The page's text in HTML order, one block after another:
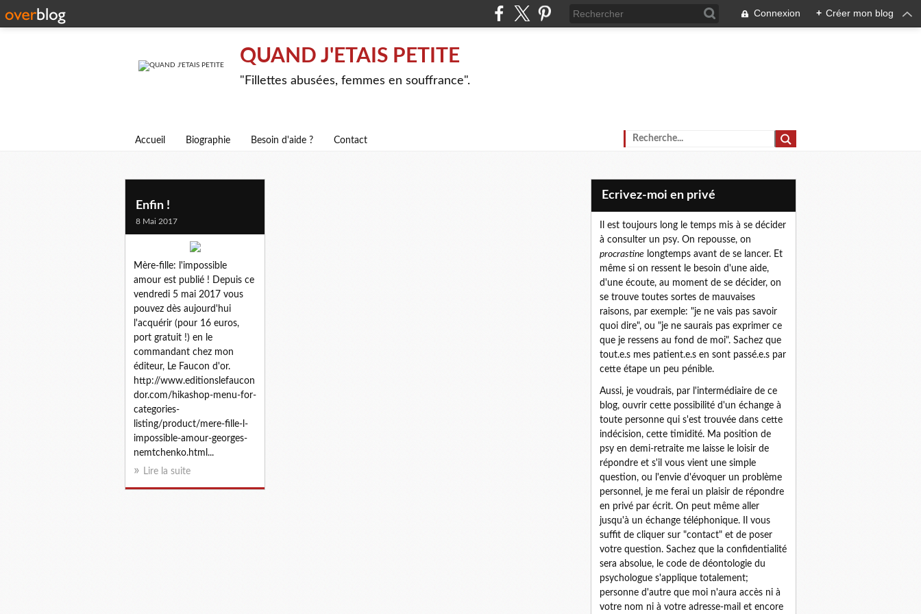
Connexion + Créer mon blog
QUAND J'ETAIS PETITE
"Fillettes abusées, femmes en souffrance".
Accueil Biographie Besoin d'aide ? Contact
Enfin !
8 Mai 2017
Mère-fille: l'impossible
amour est publié ! Depuis ce
vendredi 5 mai 2017 vous
pouvez dès aujourd'hui
l'acquérir (pour 16 euros,
port gratuit !) en le
commandant chez mon
éditeur, Le Faucon d'or.
http://www.editionslefaucon
dor.com/hikashop-menu-for-
categories-
listing/product/mere-fille-l-
impossible-amour-georges-
nemtchenko.html...
Lire la suite
Ecrivez-moi en privé
Il est toujours long le temps mis à se décider
à consulter un psy. On repousse, on
procrastine longtemps avant de se lancer. Et
même si on ressent le besoin d'une aide,
d'une écoute, au moment de se décider, on
se trouve toutes sortes de mauvaises
raisons, par exemple: "je ne vais pas savoir
quoi dire", ou "je ne saurais pas exprimer ce
que je ressens au fond de moi". Sachez que
tout.e.s mes patient.e.s en sont passé.e.s par
cette étape un peu pénible.
Aussi, je voudrais, par l'intermédiaire de ce
blog, ouvrir cette possibilité d'un échange à
toute personne qui s'est trouvée dans cette
indécision, cette timidité. Ma position de
psy en demi-retraite me laisse le loisir de
répondre et s'il vous vient une simple
question, ou l'envie d'évoquer un problème
personnel, je me ferai un plaisir de répondre
en privé par écrit. On peut même aller
jusqu'à un échange téléphonique. Il vous
suffit de cliquer sur "contact" et de poser
votre question. Sachez que la confidentialité
sera absolue, le code de déontologie du
psychologue s'applique totalement;
personne d'autre que moi n'aura accès ni à
votre nom ni à votre adresse-mail et encore